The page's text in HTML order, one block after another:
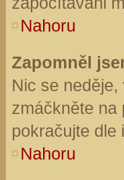
Nahoru
Zapomněl
Nic se
zmáčkněte
pokračujte dle
Nahoru